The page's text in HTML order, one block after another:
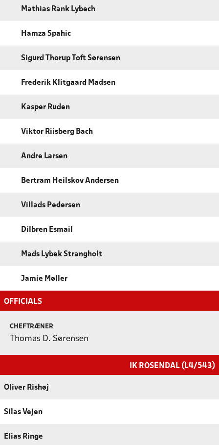
Mathias Rank Lybech
Hamza Spahic
Sigurd Thorup Toft Sørensen
Frederik Klitgaard Madsen
Kasper Ruden
Viktor Riisberg Bach
Andre Larsen
Bertram Heilskov Andersen
Villads Pedersen
Dilbren Esmail
Mads Lybek Strangholt
Jamie Møller
OFFICIALS
CHEFTRÆNER
Thomas D. Sørensen
IK ROSENDAL (L4/543)
Oliver Rishøj
Silas Vejen
Elias Ringe